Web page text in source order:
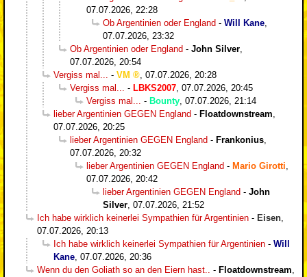
07.07.2026, 22:28
Ob Argentinien oder England - Will Kane
07.07.2026, 23:32
Ob Argentinien oder England - John Silver
07.07.2026, 20:54
Vergiss mal...
- VM
07.07.2026, 20:28
Vergiss mal...
- LBKS2007 07.07.2026, 20:45
Vergiss mal...
- Bounty 07.07.2026, 21:14
lieber Argentinien GEGEN England - Floatdownstream
07.07.2026, 20:25
lieber Argentinien GEGEN England - Frankonius
07.07.2026, 20:32
lieber Argentinien GEGEN England - Mario Girotti
07.07.2026, 20:42
lieber Argentinien GEGEN England - John
Silver 07.07.2026, 21:52
Ich habe wirklich keinerlei Sympathien für Argentinien - Eisen
07.07.2026, 20:13
Ich habe wirklich keinerlei Sympathien für Argentinien - Will
Kane 07.07.2026, 20:36
Wenn du den Goliath so an den Eiern hast..
- Floatdownstream